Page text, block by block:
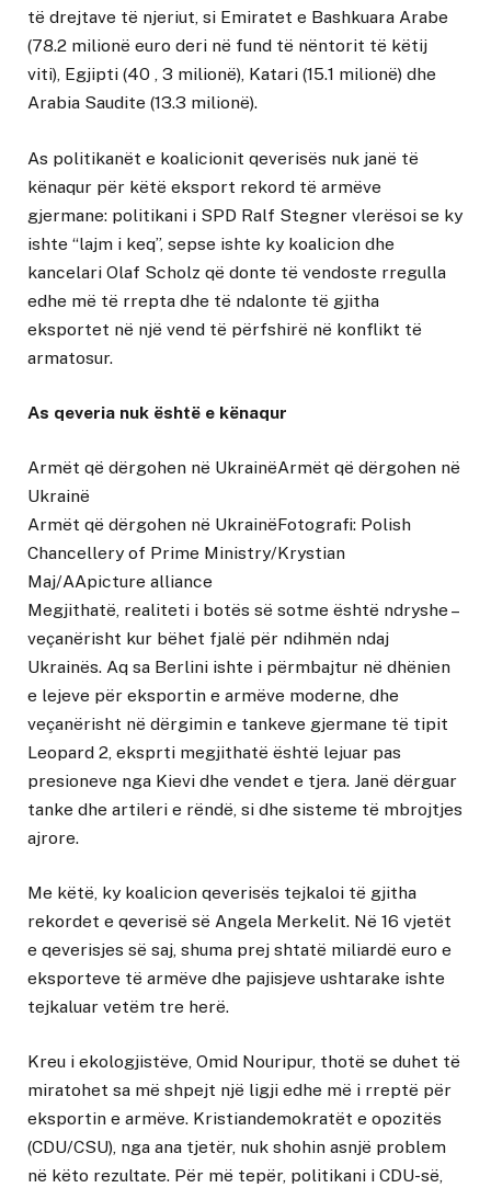
të drejtave të njeriut, si Emiratet e Bashkuara Arabe
(78.2 milionë euro deri në fund të nëntorit të këtij
viti), Egjipti (40 , 3 milionë), Katari (15.1 milionë) dhe
Arabia Saudite (13.3 milionë).
As politikanët e koalicionit qeverisës nuk janë të
kënaqur për këtë eksport rekord të armëve
gjermane: politikani i SPD Ralf Stegner vlerësoi se ky
ishte “lajm i keq”, sepse ishte ky koalicion dhe
kancelari Olaf Scholz që donte të vendoste rregulla
edhe më të rrepta dhe të ndalonte të gjitha
eksportet në një vend të përfshirë në konflikt të
armatosur.
As qeveria nuk është e kënaqur
Armët që dërgohen në UkrainëArmët që dërgohen në
Ukrainë
Armët që dërgohen në UkrainëFotografi: Polish
Chancellery of Prime Ministry/Krystian
Maj/AApicture alliance
Megjithatë, realiteti i botës së sotme është ndryshe –
veçanërisht kur bëhet fjalë për ndihmën ndaj
Ukrainës. Aq sa Berlini ishte i përmbajtur në dhënien
e lejeve për eksportin e armëve moderne, dhe
veçanërisht në dërgimin e tankeve gjermane të tipit
Leopard 2, eksprti megjithatë është lejuar pas
presioneve nga Kievi dhe vendet e tjera. Janë dërguar
tanke dhe artileri e rëndë, si dhe sisteme të mbrojtjes
ajrore.
Me këtë, ky koalicion qeverisës tejkaloi të gjitha
rekordet e qeverisë së Angela Merkelit. Në 16 vjetët
e qeverisjes së saj, shuma prej shtatë miliardë euro e
eksporteve të armëve dhe pajisjeve ushtarake ishte
tejkaluar vetëm tre herë.
Kreu i ekologjistëve, Omid Nouripur, thotë se duhet të
miratohet sa më shpejt një ligji edhe më i rreptë për
eksportin e armëve. Kristiandemokratët e opozitës
(CDU/CSU), nga ana tjetër, nuk shohin asnjë problem
në këto rezultate. Për më tepër, politikani i CDU-së,